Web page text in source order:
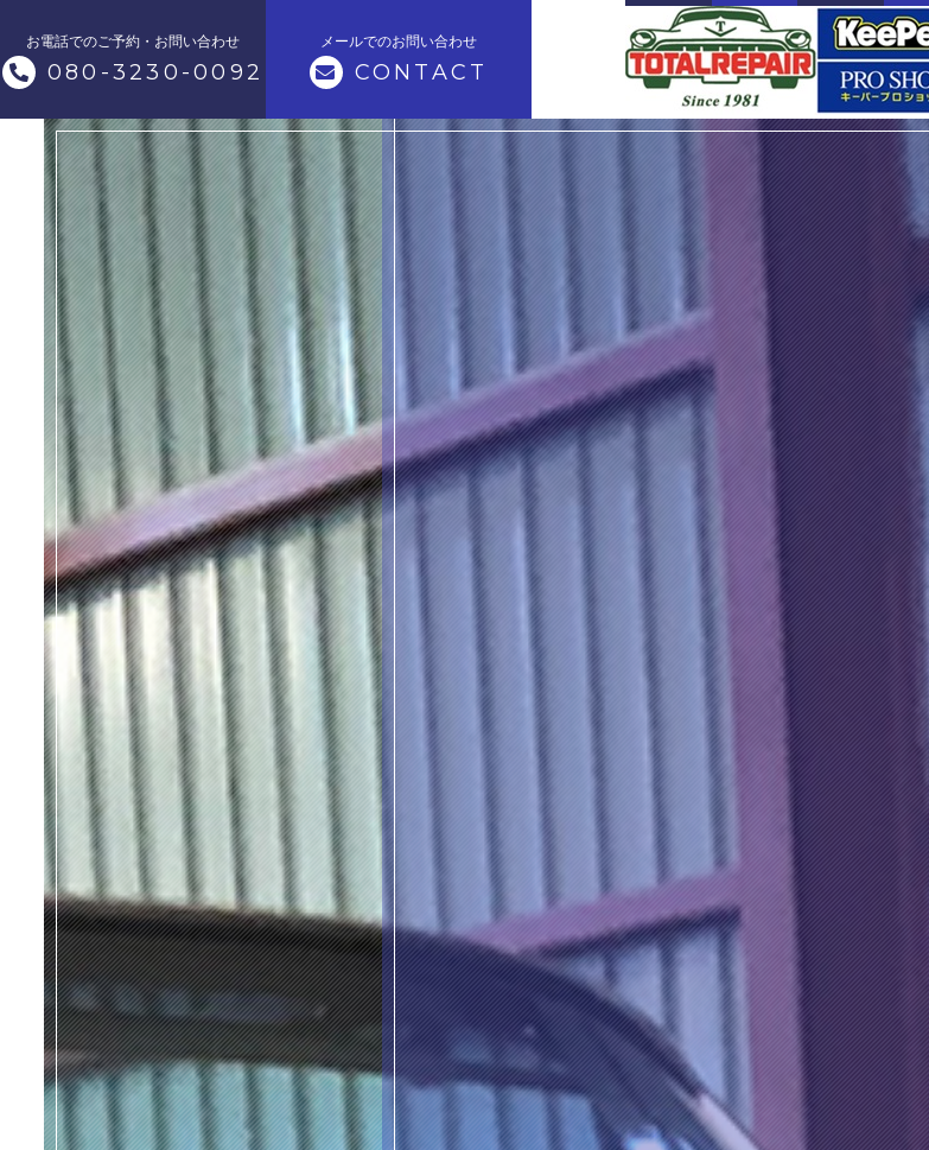
お電話でのご予約・お問い合わせ
080-3230-0092
メールでのお問い合わせ
CONTACT
トップページ
当社について
メニュー
自動車の内装修理
生活用品の補修
カーコーティング
スタッフ
よくある質問
アクセス
ブログ
当社からのお知らせ
お問い合わせ